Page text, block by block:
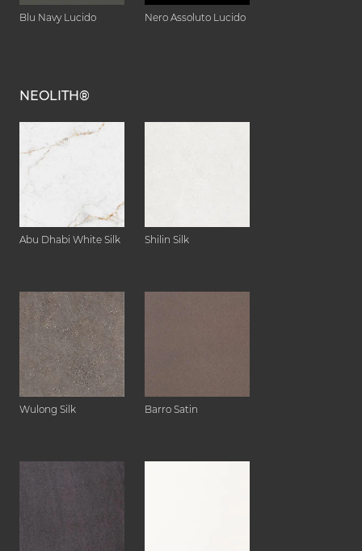
Blu Navy Lucido Nero Assoluto Lucido
NEOLITH®
Abu Dhabi White Silk Shilin Silk
Wulong Silk Barro Satin